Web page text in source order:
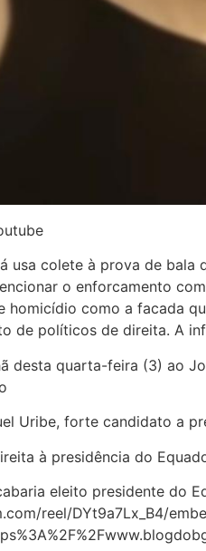
usa colete à prova de
o enforcamento
homicídio como a facada
de políticos de direita. A
desta quarta-feira (3) ao
Uribe, forte candidato a
à presidência do
eleito presidente do
reel/DYt9a7Lx_B4/